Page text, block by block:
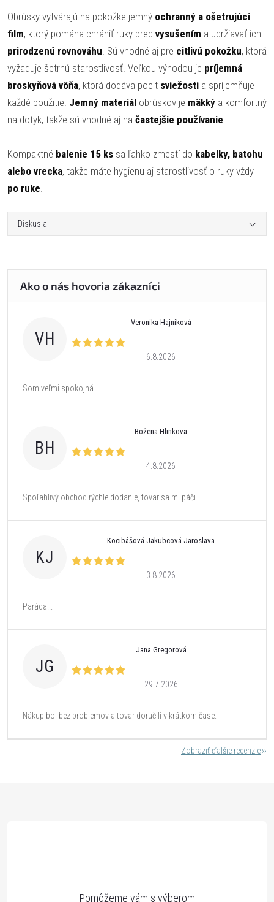
Obrúsky vytvárajú na pokožke jemný ochranný a ošetrujúci
film, ktorý pomáha chrániť ruky pred vysušením a udržiavať ich
prirodzenú rovnováhu. Sú vhodné aj pre citlivú pokožku, ktorá
vyžaduje šetrnú starostlivosť. Veľkou výhodou je príjemná
broskyňová vôňa, ktorá dodáva pocit sviežosti a spríjemňuje
každé použitie. Jemný materiál obrúskov je mäkký a komfortný
na dotyk, takže sú vhodné aj na častejšie používanie.
Kompaktné balenie 15 ks sa ľahko zmestí do kabelky, batohu
alebo vrecka, takže máte hygienu aj starostlivosť o ruky vždy
po ruke.
Diskusia
VH
Veronika Hajníková
6.8.2026
Som veľmi spokojná
BH
Božena Hlinkova
4.8.2026
Spoľahlivý obchod rýchle dodanie, tovar sa mi páči
KJ
Kocibášová Jakubcová Jaroslava
3.8.2026
Paráda...
JG
Jana Gregorová
29.7.2026
Nákup bol bez problemov a tovar doručili v krátkom čase.
Zobraziť ďalšie recenzie